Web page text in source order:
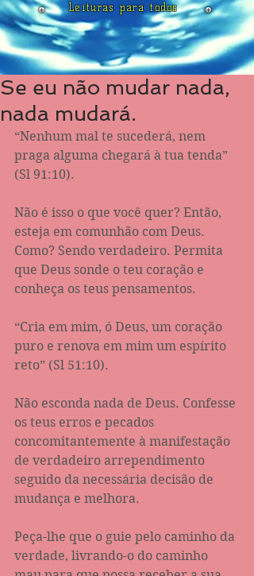
Leituras para todos
Se eu não mudar nada,
nada mudará.
“Nenhum mal te sucederá, nem
praga alguma chegará à tua tenda”
(Sl‬ ‭91:10‬).
Não é isso o que você quer? Então,
esteja em comunhão com Deus.
Como? Sendo verdadeiro. Permita
que Deus sonde o teu coração e
conheça os teus pensamentos.
“Cria em mim, ó Deus, um coração
puro e renova em mim um espírito
reto” (Sl‬ ‭51:10‬).
Não esconda nada de Deus. Confesse
os teus erros e pecados
concomitantemente à manifestação
de verdadeiro arrependimento
seguido da necessária decisão de
mudança e melhora.
Peça-lhe que o guie pelo caminho da
verdade, livrando-o do caminho